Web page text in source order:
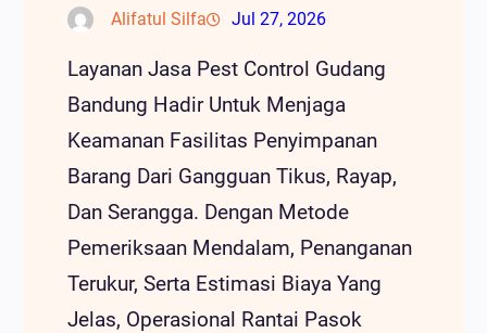
Alifatul Silfa Jul 27, 2026
Layanan Jasa Pest Control Gudang
Bandung Hadir Untuk Menjaga
Keamanan Fasilitas Penyimpanan
Barang Dari Gangguan Tikus, Rayap,
Dan Serangga. Dengan Metode
Pemeriksaan Mendalam, Penanganan
Terukur, Serta Estimasi Biaya Yang
Jelas, Operasional Rantai Pasok